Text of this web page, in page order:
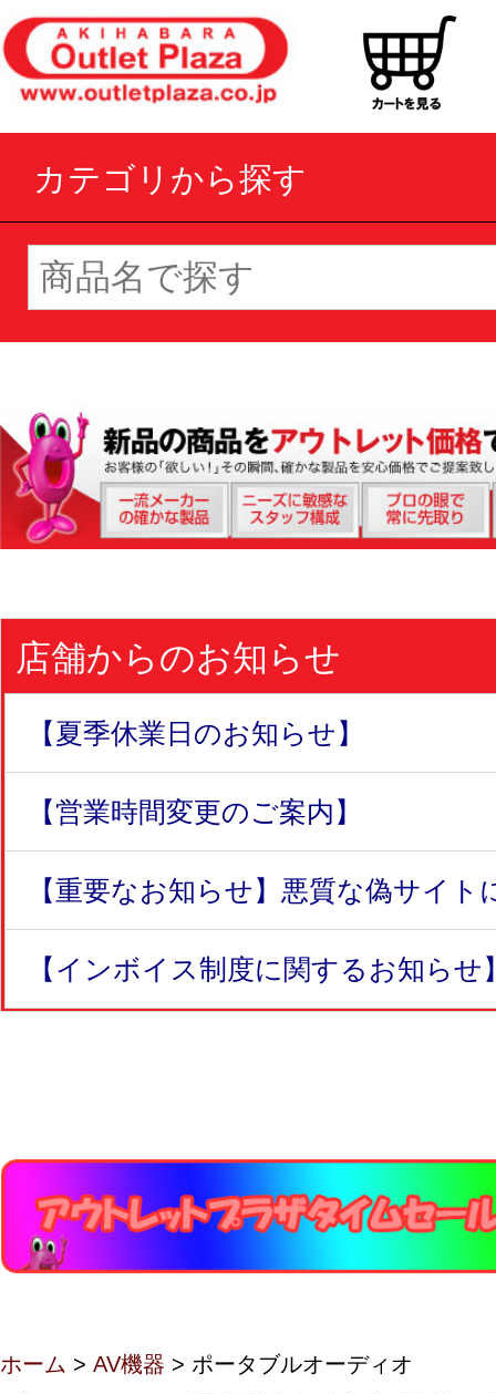
カテゴリから探す
店舗からのお知らせ
【夏季休業日のお知らせ】
【営業時間変更のご案内】
【重要なお知らせ】悪質な偽サイト
【インボイス制度に関するお知らせ
ホーム > AV機器 > ポータブルオーディオ